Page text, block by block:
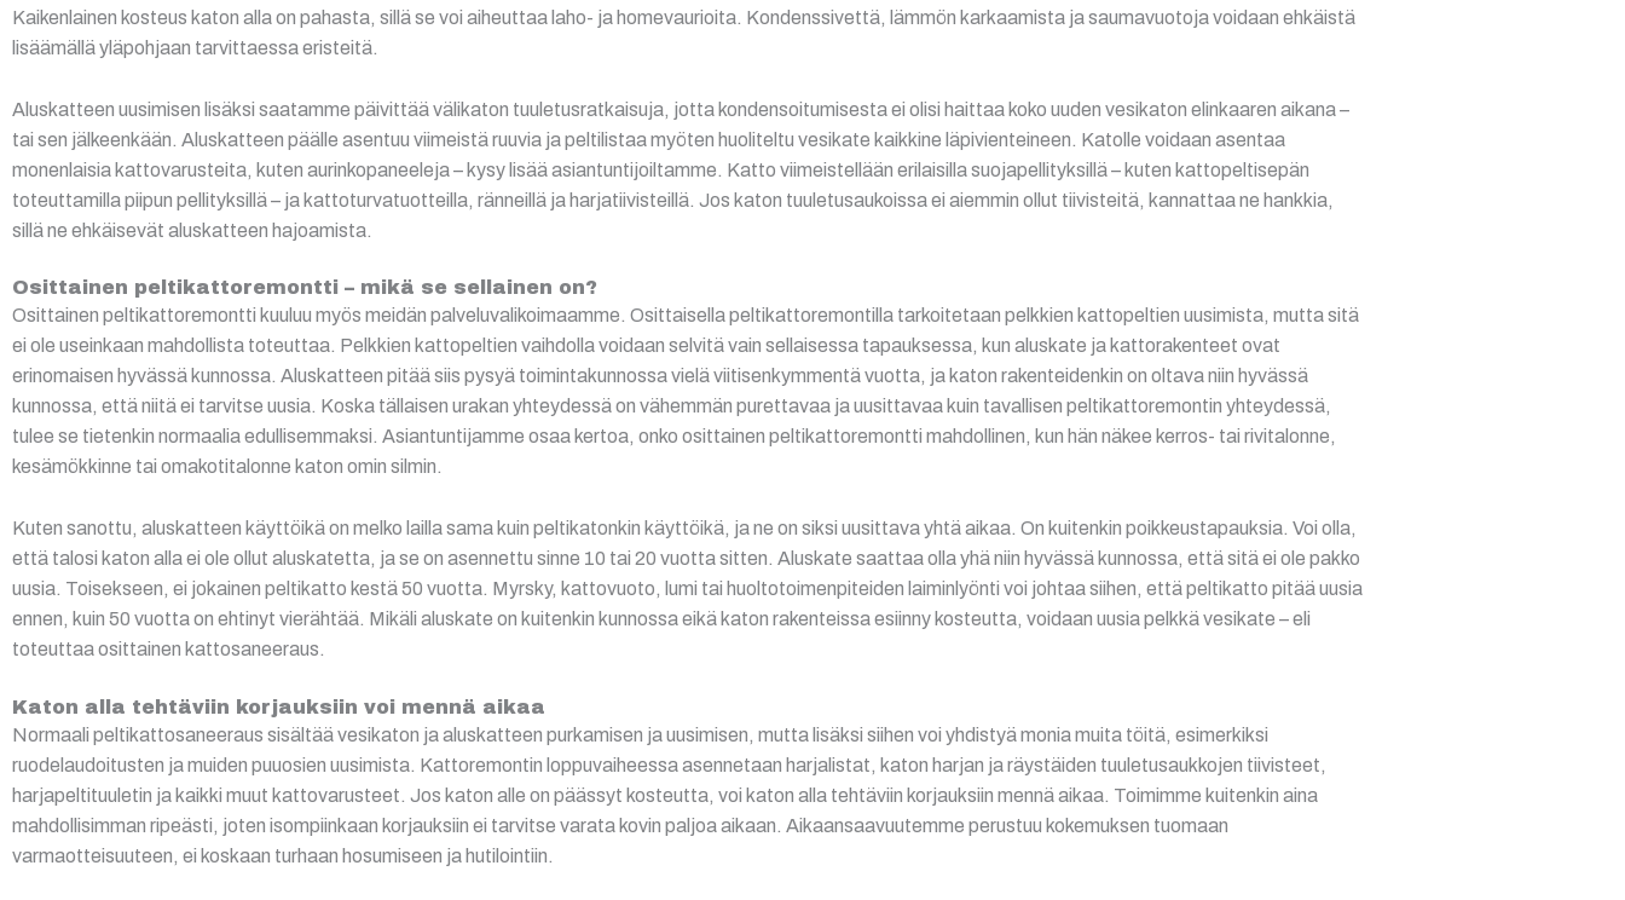
Kaikenlainen kosteus katon alla on pahasta, sillä se voi aiheuttaa laho- ja homevaurioita. Kondenssivettä, lämmön karkaamista ja saumavuotoja voidaan ehkäistä
lisäämällä yläpohjaan tarvittaessa eristeitä.
Aluskatteen uusimisen lisäksi saatamme päivittää välikaton tuuletusratkaisuja, jotta kondensoitumisesta ei olisi haittaa koko uuden vesikaton elinkaaren aikana –
tai sen jälkeenkään. Aluskatteen päälle asentuu viimeistä ruuvia ja peltilistaa myöten huoliteltu vesikate kaikkine läpivienteineen. Katolle voidaan asentaa
monenlaisia kattovarusteita, kuten aurinkopaneeleja – kysy lisää asiantuntijoiltamme. Katto viimeistellään erilaisilla suojapellityksillä – kuten kattopeltisepän
toteuttamilla piipun pellityksillä – ja kattoturvatuotteilla, ränneillä ja harjatiivisteillä. Jos katon tuuletusaukoissa ei aiemmin ollut tiivisteitä, kannattaa ne hankkia,
sillä ne ehkäisevät aluskatteen hajoamista.
Osittainen peltikattoremontti – mikä se sellainen on?
Osittainen peltikattoremontti kuuluu myös meidän palveluvalikoimaamme. Osittaisella peltikattoremontilla tarkoitetaan pelkkien kattopeltien uusimista, mutta sitä
ei ole useinkaan mahdollista toteuttaa. Pelkkien kattopeltien vaihdolla voidaan selvitä vain sellaisessa tapauksessa, kun aluskate ja kattorakenteet ovat
erinomaisen hyvässä kunnossa. Aluskatteen pitää siis pysyä toimintakunnossa vielä viitisenkymmentä vuotta, ja katon rakenteidenkin on oltava niin hyvässä
kunnossa, että niitä ei tarvitse uusia. Koska tällaisen urakan yhteydessä on vähemmän purettavaa ja uusittavaa kuin tavallisen peltikattoremontin yhteydessä,
tulee se tietenkin normaalia edullisemmaksi. Asiantuntijamme osaa kertoa, onko osittainen peltikattoremontti mahdollinen, kun hän näkee kerros- tai rivitalonne,
kesämökkinne tai omakotitalonne katon omin silmin.
Kuten sanottu, aluskatteen käyttöikä on melko lailla sama kuin peltikatonkin käyttöikä, ja ne on siksi uusittava yhtä aikaa. On kuitenkin poikkeustapauksia. Voi olla,
että talosi katon alla ei ole ollut aluskatetta, ja se on asennettu sinne 10 tai 20 vuotta sitten. Aluskate saattaa olla yhä niin hyvässä kunnossa, että sitä ei ole pakko
uusia. Toisekseen, ei jokainen peltikatto kestä 50 vuotta. Myrsky, kattovuoto, lumi tai huoltotoimenpiteiden laiminlyönti voi johtaa siihen, että peltikatto pitää uusia
ennen, kuin 50 vuotta on ehtinyt vierähtää. Mikäli aluskate on kuitenkin kunnossa eikä katon rakenteissa esiinny kosteutta, voidaan uusia pelkkä vesikate – eli
toteuttaa osittainen kattosaneeraus.
Katon alla tehtäviin korjauksiin voi mennä aikaa
Normaali peltikattosaneeraus sisältää vesikaton ja aluskatteen purkamisen ja uusimisen, mutta lisäksi siihen voi yhdistyä monia muita töitä, esimerkiksi
ruodelaudoitusten ja muiden puuosien uusimista. Kattoremontin loppuvaiheessa asennetaan harjalistat, katon harjan ja räystäiden tuuletusaukkojen tiivisteet,
harjapeltituuletin ja kaikki muut kattovarusteet. Jos katon alle on päässyt kosteutta, voi katon alla tehtäviin korjauksiin mennä aikaa. Toimimme kuitenkin aina
mahdollisimman ripeästi, joten isompiinkaan korjauksiin ei tarvitse varata kovin paljoa aikaan. Aikaansaavuutemme perustuu kokemuksen tuomaan
varmaotteisuuteen, ei koskaan turhaan hosumiseen ja hutilointiin.